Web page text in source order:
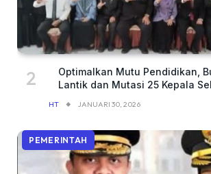
Optimalkan Mutu Pendidikan,
Lantik dan Mutasi 25 Kepala
HT JANUARI 30, 2026
PEMERINTAH